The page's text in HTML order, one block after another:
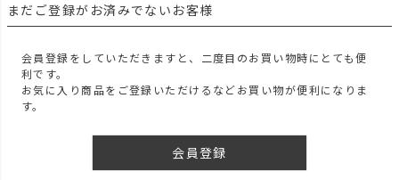
まだご登録がお済みでないお客様
会員登録をしていただきますと、二度目のお買い物時にとても便
利です。
お気に入り商品をご登録いただけるなどお買い物が便利になりま
す。
会員登録